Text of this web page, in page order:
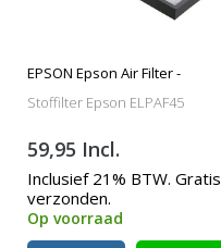
EPSON Epson Air Filter -
ELPAF45
Stoffilter Epson ELPAF45
59,95 Incl.
Inclusief 21% BTW. Gratis
verzonden.
Op voorraad